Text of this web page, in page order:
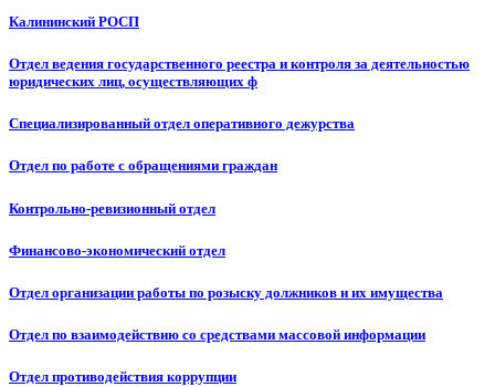
Калининский РОСП
Отдел ведения государственного реестра и контроля за деятельностью
юридических лиц, осуществляющих ф
Специализированный отдел оперативного дежурства
Отдел по работе с обращениями граждан
Контрольно-ревизионный отдел
Финансово-экономический отдел
Отдел организации работы по розыску должников и их имущества
Отдел по взаимодействию со средствами массовой информации
Отдел противодействия коррупции